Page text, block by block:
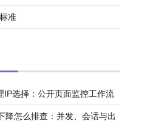
准
IP选择：公开页面监控工作流
降怎么排查：并发、会话与出